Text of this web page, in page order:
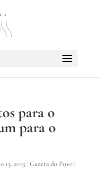
para o
para o
13, 2019 |Gazeta do Povo|